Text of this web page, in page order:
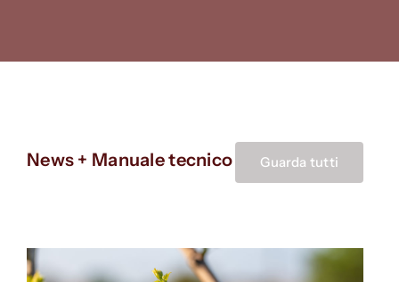
News + Manuale tecnico Guarda tutti